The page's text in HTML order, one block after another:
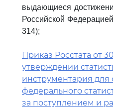
выдающиеся
Российской
314);
Приказ Росстата от
утверждении
инструментария для
федерального
за поступлением и